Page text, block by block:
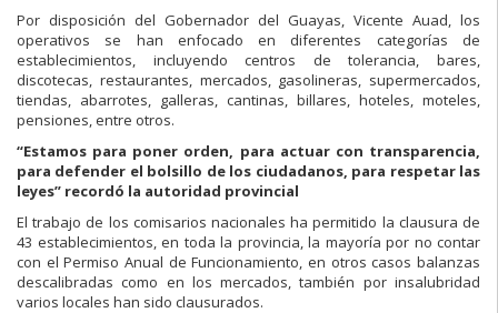
Por disposición del Gobernador del Guayas, Vicente Auad, los
operativos se han enfocado en diferentes categorías de
establecimientos, incluyendo centros de tolerancia, bares,
discotecas, restaurantes, mercados, gasolineras, supermercados,
tiendas, abarrotes, galleras, cantinas, billares, hoteles, moteles,
pensiones, entre otros.
“Estamos para poner orden, para actuar con transparencia,
para defender el bolsillo de los ciudadanos, para respetar las
leyes” recordó la autoridad provincial
El trabajo de los comisarios nacionales ha permitido la clausura de
43 establecimientos, en toda la provincia, la mayoría por no contar
con el Permiso Anual de Funcionamiento, en otros casos balanzas
descalibradas como en los mercados, también por insalubridad
varios locales han sido clausurados.